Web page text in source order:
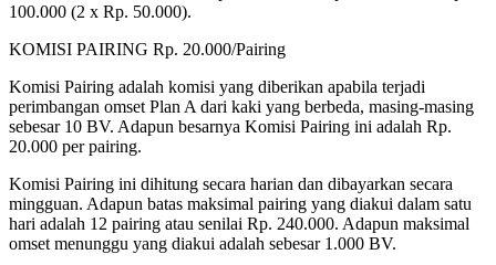
100.000 (2 x Rp. 50.000).
KOMISI PAIRING Rp. 20.000/Pairing
Komisi Pairing adalah komisi yang diberikan apabila terjadi
perimbangan omset Plan A dari kaki yang berbeda, masing-masing
sebesar 10 BV. Adapun besarnya Komisi Pairing ini adalah Rp.
20.000 per pairing.
Komisi Pairing ini dihitung secara harian dan dibayarkan secara
mingguan. Adapun batas maksimal pairing yang diakui dalam satu
hari adalah 12 pairing atau senilai Rp. 240.000. Adapun maksimal
omset menunggu yang diakui adalah sebesar 1.000 BV.